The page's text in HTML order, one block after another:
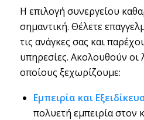
Η επιλογή συνεργείου
σημαντική. Θέλετε
τις ανάγκες σας και
υπηρεσίες. Ακολουθούν οι
οποίους ξεχωρίζουμε:
Εμπειρία και
πολυετή εμπειρία στον